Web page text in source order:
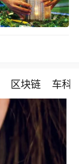
区块链 车科